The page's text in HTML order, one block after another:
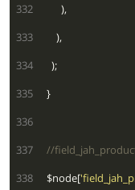
332
        ),
333
      ),
334
    );
335
  }
336
337
338
  $node[